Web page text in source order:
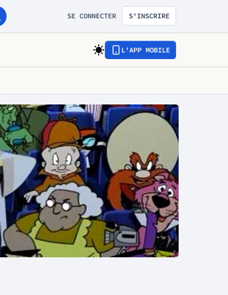
SE CONNECTER S'INSCRIRE
L'APP MOBILE